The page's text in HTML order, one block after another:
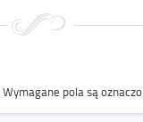
Wymagane pola są